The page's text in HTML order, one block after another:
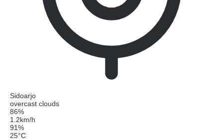
Sidoarjo
overcast clouds
86%
1.2km/h
91%
25°C